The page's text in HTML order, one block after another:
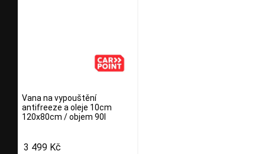
Vana na vypouštění
antifreeze a oleje 10cm
120x80cm / objem 90l
3 499 Kč